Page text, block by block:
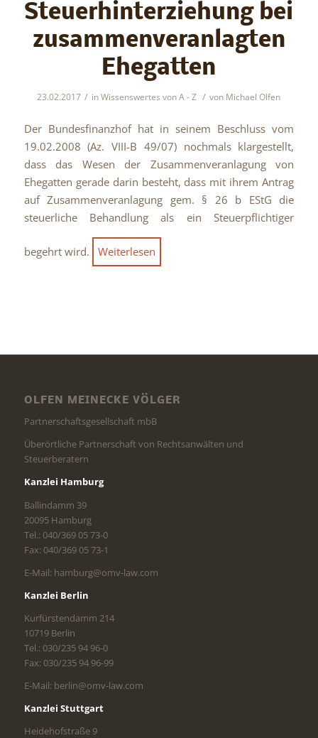
Steuerhinterziehung bei
zusammenveranlagten
Ehegatten
23.02.2017 / inWissenswertes von A - Z / von Michael Olfen
Der Bundesfinanzhof hat in seinem Beschluss vom
19.02.2008 (Az. VIII-B 49/07) nochmals klargestellt,
dass das Wesen der Zusammenveranlagung von
Ehegatten gerade darin besteht, dass mit ihrem Antrag
auf Zusammenveranlagung gem. § 26 b EStG die
steuerliche Behandlung als ein Steuerpflichtiger
begehrt wird. Weiterlesen
OLFEN MEINECKE VÖLGER
Partnerschaftsgesellschaft mbB
Überörtliche Partnerschaft von Rechtsanwälten und
Steuerberatern
Kanzlei Hamburg
Ballindamm 39
20095 Hamburg
Tel.: 040/369 05 73-0
Fax: 040/369 05 73-1
E-Mail: hamburg@omv-law.com
Kanzlei Berlin
Kurfürstendamm 214
10719 Berlin
Tel.: 030/235 94 96-0
Fax: 030/235 94 96-99
E-Mail: berlin@omv-law.com
Kanzlei Stuttgart
Heidehofstraße 9